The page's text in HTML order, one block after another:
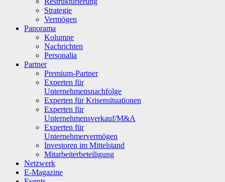
Strategie
Vermögen
Panorama
Kolumne
Nachrichten
Personalia
Partner
Premium-Partner
Experten für
Unternehmensnachfolge
Experten für Krisensituationen
Experten für
Unternehmensverkauf/M&A
Experten für
Unternehmervermögen
Investoren im Mittelstand
Mitarbeiterbeteiligung
Netzwerk
E-Magazine